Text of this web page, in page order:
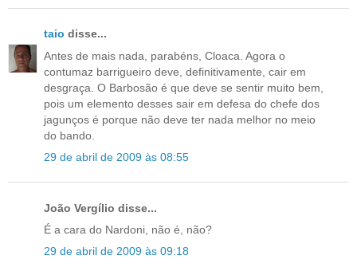
taio disse...
Antes de mais nada, parabéns, Cloaca. Agora o
contumaz barrigueiro deve, definitivamente, cair em
desgraça. O Barbosão é que deve se sentir muito bem,
pois um elemento desses sair em defesa do chefe dos
jagunços é porque não deve ter nada melhor no meio
do bando.
29 de abril de 2009 às 08:55
João Vergílio disse...
É a cara do Nardoni, não é, não?
29 de abril de 2009 às 09:18